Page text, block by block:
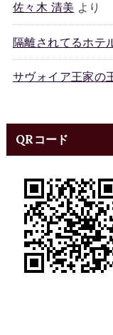
佐々木 清美 より
隔離されてるホテ
サヴォイア王家の
QRコード